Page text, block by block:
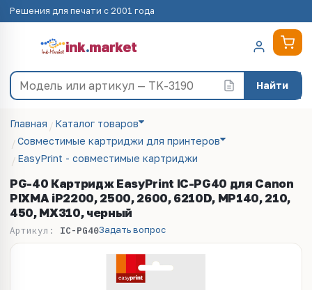
Решения для печати с 2001 года
ink.market
Найти
Главная
Каталог товаров
Совместимые картриджи для принтеров
EasyPrint - cовместимые картриджи
PG-40 Картридж EasyPrint IC-PG40 для Canon
PIXMA iP2200, 2500, 2600, 6210D, MP140, 210,
450, MX310, черный
Артикул: IC-PG40Задать вопрос